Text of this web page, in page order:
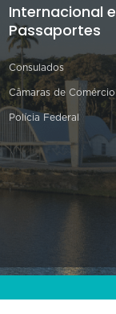
Internacional e
Passaportes
Consulados
Câmaras de Comércio
Polícia Federal